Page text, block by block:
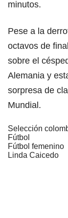
minutos.
Pese a la
octavos de
sobre el
Alemania y
sorpresa de
Mundial.
Selección
Fútbol
Fútbol femenino
Linda Caicedo